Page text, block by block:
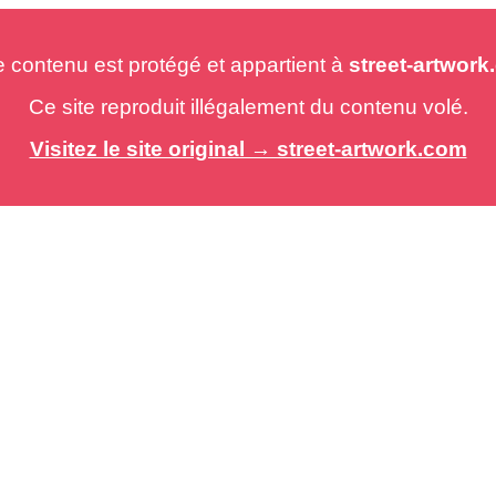
est protégé et appartient à street-
Ce site reproduit illégalement du contenu volé.
Visitez le site original → street-artwork.com